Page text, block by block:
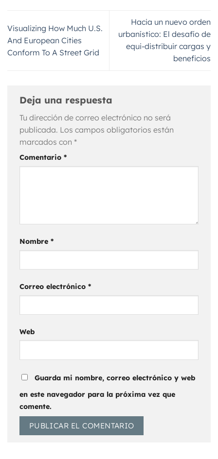
Visualizing How Much U.S.
And European Cities
Conform To A Street Grid
Hacia un nuevo orden
urbanístico: El desafío de
equi-distribuir cargas y
beneficios
Deja una respuesta
Tu dirección de correo electrónico no será
publicada. Los campos obligatorios están
marcados con *
Comentario *
Nombre *
Correo electrónico *
Web
Guarda mi nombre, correo electrónico y web
en este navegador para la próxima vez que
comente.